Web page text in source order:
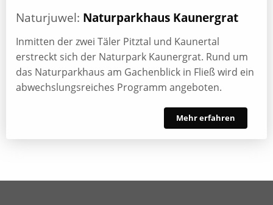
Naturjuwel: Naturparkhaus Kaunergrat
Inmitten der zwei Täler Pitztal und Kaunertal
erstreckt sich der Naturpark Kaunergrat. Rund um
das Naturparkhaus am Gachenblick in Fließ wird ein
abwechslungsreiches Programm angeboten.
Mehr erfahren